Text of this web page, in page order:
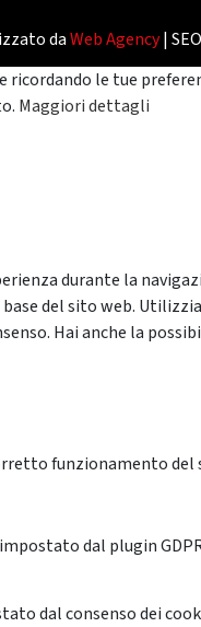
daWeb Agency| SEO
le tue
Maggiori dettagli
durante la
del sito web.
Hai anche la
funzionamento
dal plugin
dal consenso dei